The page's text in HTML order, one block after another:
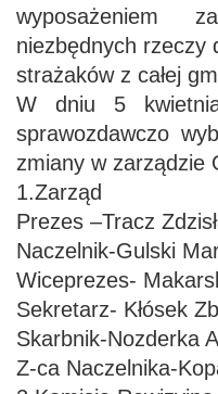
wyposażeniem
niezbędnych rzeczy
strażaków z całej
W dniu 5
sprawozdawczo
zmiany w zarządzie
1.Zarząd
Prezes –Tracz
Naczelnik-Gulski
Wiceprezes-
Sekretarz- Kłósek
Skarbnik-Nozderka
Z-ca Naczelnika-